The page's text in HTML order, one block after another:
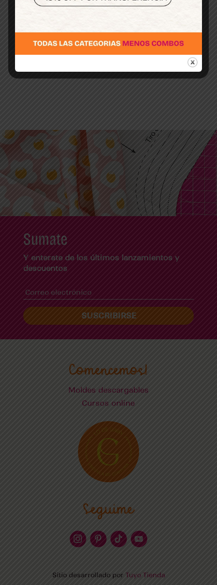
se arruga, probablemente sea un tema de
proyectos de costura se vean profesionales. En
Sumate
Y enterate de los últimos lanzamientos y
descuentos
SUSCRIBIRSE
Comencemos!
Moldes descargables
Cursos online
Seguime
Sitio desarrollado por Tuyo Tienda